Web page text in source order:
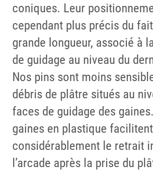
coniques. Leur
cependant plus précis du
grande longueur, associé à
de guidage au niveau du
Nos pins sont moins
débris de plâtre situés au
faces de guidage des
gaines en plastique facilitent
considérablement le retrait
l’arcade après la prise du